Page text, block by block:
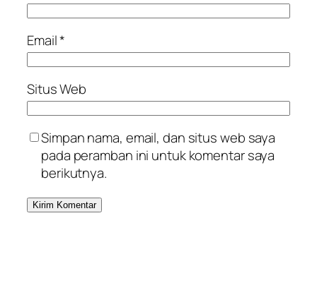
Email*
Situs Web
Simpan nama, email, dan situs web saya
pada peramban ini untuk komentar saya
berikutnya.